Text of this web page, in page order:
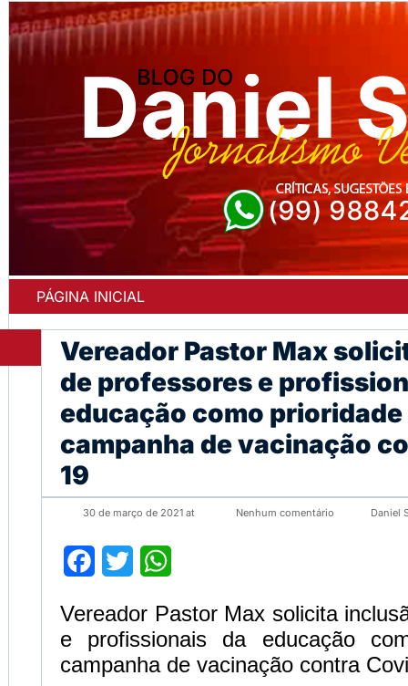
PÁGINA INICIAL
Vereador Pastor Max
de professores e
educação como prioridade
campanha de vacinação
19
30 de março de 2021 at Nenhum comentário Daniel
Facebook
Twitter
Vereador Pastor Max solicita
e profissionais da educação
campanha de vacinação contra